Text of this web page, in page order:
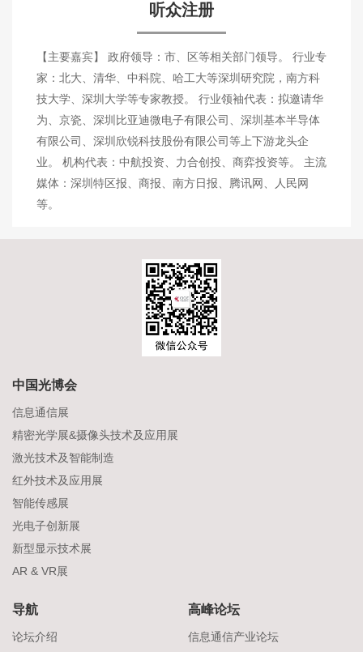
听众注册
【主要嘉宾】 政府领导：市、区等相关部门领导。 行业专
家：北大、清华、中科院、哈工大等深圳研究院，南方科
技大学、深圳大学等专家教授。 行业领袖代表：拟邀请华
为、京瓷、深圳比亚迪微电子有限公司、深圳基本半导体
有限公司、深圳欣锐科技股份有限公司等上下游龙头企
业。 机构代表：中航投资、力合创投、商弈投资等。 主流
媒体：深圳特区报、商报、南方日报、腾讯网、人民网
等。
中国光博会
信息通信展
精密光学展&摄像头技术及应用展
激光技术及智能制造
红外技术及应用展
智能传感展
光电子创新展
新型显示技术展
AR & VR展
导航
论坛介绍
高峰论坛
信息通信产业论坛